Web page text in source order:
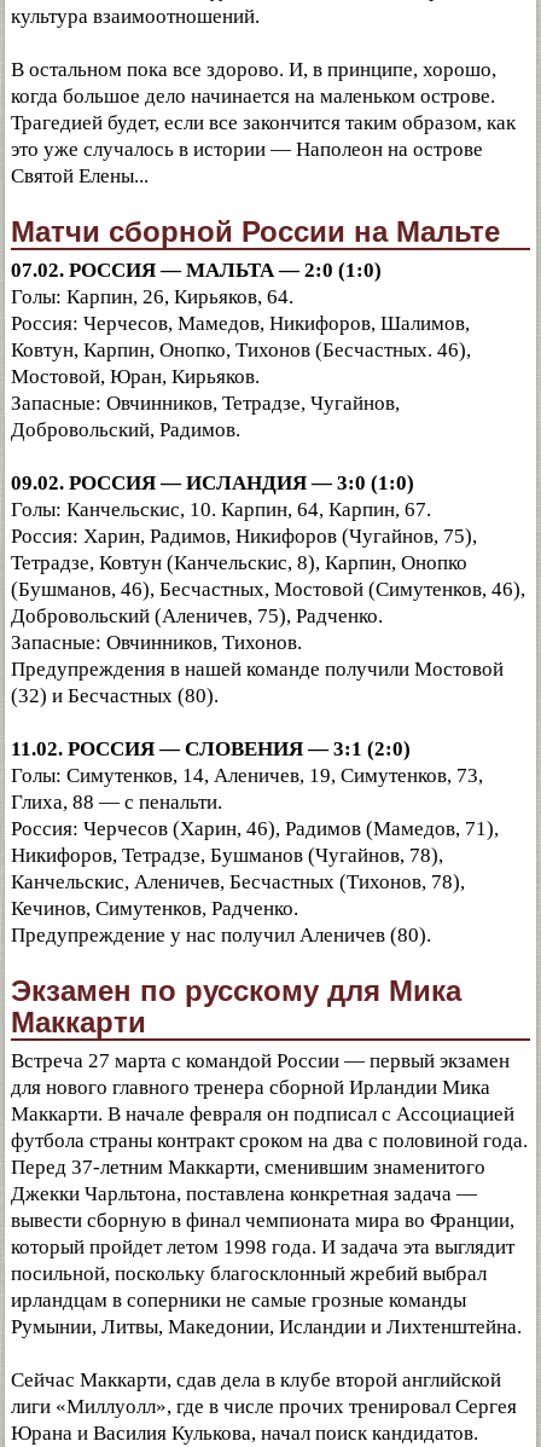
культура взаимоотношений.
В остальном пока все здорово. И, в принципе, хорошо,
когда большое дело начинается на маленьком острове.
Трагедией будет, если все закончится таким образом, как
это уже случалось в истории — Наполеон на острове
Святой Елены...
Матчи сборной России на Мальте
07.02. РОССИЯ — МАЛЬТА — 2:0 (1:0)
Голы: Карпин, 26, Кирьяков, 64.
Россия: Черчесов, Мамедов, Никифоров, Шалимов,
Ковтун, Карпин, Онопко, Тихонов (Бесчастных. 46),
Мостовой, Юран, Кирьяков.
Запасные: Овчинников, Тетрадзе, Чугайнов,
Добровольский, Радимов.
09.02. РОССИЯ — ИСЛАНДИЯ — 3:0 (1:0)
Голы: Канчельскис, 10. Карпин, 64, Карпин, 67.
Россия: Харин, Радимов, Никифоров (Чугайнов, 75),
Тетрадзе, Ковтун (Канчельскис, 8), Карпин, Онопко
(Бушманов, 46), Бесчастных, Мостовой (Симутенков, 46),
Добровольский (Аленичев, 75), Радченко.
Запасные: Овчинников, Тихонов.
Предупреждения в нашей команде получили Мостовой
(32) и Бесчастных (80).
11.02. РОССИЯ — СЛОВЕНИЯ — 3:1 (2:0)
Голы: Симутенков, 14, Аленичев, 19, Симутенков, 73,
Глиха, 88 — с пенальти.
Россия: Черчесов (Харин, 46), Радимов (Мамедов, 71),
Никифоров, Тетрадзе, Бушманов (Чугайнов, 78),
Канчельскис, Аленичев, Бесчастных (Тихонов, 78),
Кечинов, Симутенков, Радченко.
Предупреждение у нас получил Аленичев (80).
Экзамен по русскому для Мика
Маккарти
Встреча 27 марта с командой России — первый экзамен
для нового главного тренера сборной Ирландии Мика
Маккарти. В начале февраля он подписал с Ассоциацией
футбола страны контракт сроком на два с половиной года.
Перед 37-летним Маккарти, сменившим знаменитого
Джекки Чарльтона, поставлена конкретная задача —
вывести сборную в финал чемпионата мира во Франции,
который пройдет летом 1998 года. И задача эта выглядит
посильной, поскольку благосклонный жребий выбрал
ирландцам в соперники не самые грозные команды
Румынии, Литвы, Македонии, Исландии и Лихтенштейна.
Сейчас Маккарти, сдав дела в клубе второй английской
лиги «Миллуолл», где в числе прочих тренировал Сергея
Юрана и Василия Кулькова, начал поиск кандидатов.